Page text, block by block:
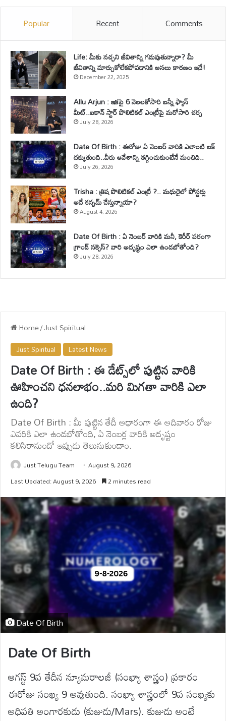
Popular Recent Comments
Life: మీకు నచ్చని జీవితాన్ని గడుపుతున్నారా? మీ
జీవితాన్ని మార్చుకోలేకపోవడానికి అసలు కారణం ఇదే!
December 22, 2025
Allu Arjun : ఇకపై 6 నెలలకోసారి బన్నీ ఫ్యాన్
మీట్..ఐకాన్ స్టార్ పొలిటికల్ ఎంట్రీపై మరోసారి చర్చ
July 28, 2026
Date Of Birth : ఈరోజు ఏ నెంబర్ వారికి ఎలాంటి లక్
దక్కుతుంది..వీరు ఆవేశాన్ని తగ్గించుకుంటేనే మంచిది..
July 26, 2026
Trisha : త్రిష పొలిటికల్ ఎంట్రీ ?.. మధురైలో పోస్టర్లు
అదే కన్ఫమ్ చేస్తున్నాయా?
August 4, 2026
Date Of Birth : ఏ నెంబర్ వారికి మనీ, కెరీర్ పరంగా
గ్రాండ్ సక్సెస్? వారి అదృష్టం ఎలా ఉండబోతోంది?
July 28, 2026